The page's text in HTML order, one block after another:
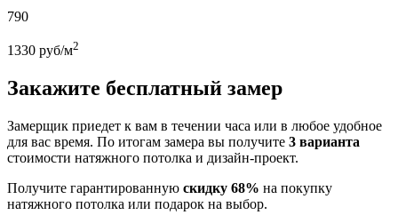
790
1330 руб/м2
Закажите бесплатный замер
Замерщик приедет к вам в течении часа или в любое удобное
для вас время. По итогам замера вы получите 3 варианта
стоимости натяжного потолка и дизайн-проект.
Получите гарантированную скидку 68% на покупку
натяжного потолка или подарок на выбор.